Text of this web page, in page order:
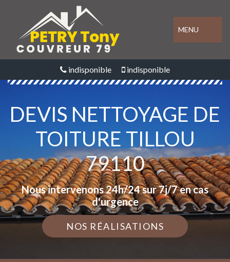
MENU
indisponible indisponible
DEVIS NETTOYAGE DE
TOITURE TILLOU
79110
Nous intervenons 24h/24 sur 7j/7 en cas
d'urgence
NOS RÉALISATIONS